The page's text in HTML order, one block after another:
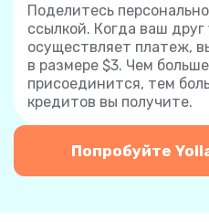
Поделитесь
ссылкой. Когда ваш
осуществляет платеж,
в размере $3. Чем
присоединится, тем
кредитов вы получите.
Попробуйте